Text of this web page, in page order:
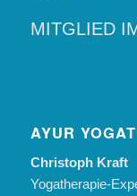
MITGLIED
AYUR
Christoph Kraft
Yogatherapie-